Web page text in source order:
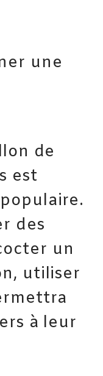
une
de
est
des
un
utiliser
à leur